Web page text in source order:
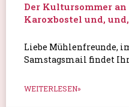
Der Kultursommer
Karoxbostel und,
Liebe Mühlenfreunde,
Samstagsmail findet
WEITERLESEN»